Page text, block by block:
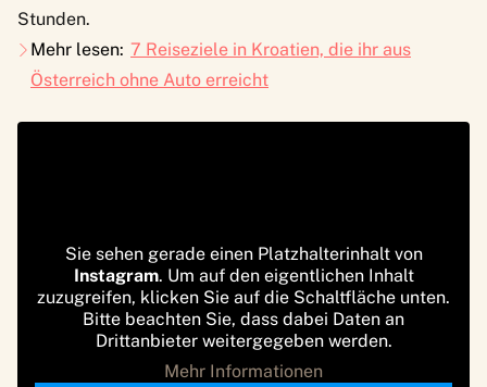
Stunden.
Mehr lesen: 7 Reiseziele in Kroatien, die ihr aus
Österreich ohne Auto erreicht
Sie sehen gerade einen Platzhalterinhalt von
Instagram. Um auf den eigentlichen Inhalt
zuzugreifen, klicken Sie auf die Schaltfläche unten.
Bitte beachten Sie, dass dabei Daten an
Drittanbieter weitergegeben werden.
Mehr Informationen